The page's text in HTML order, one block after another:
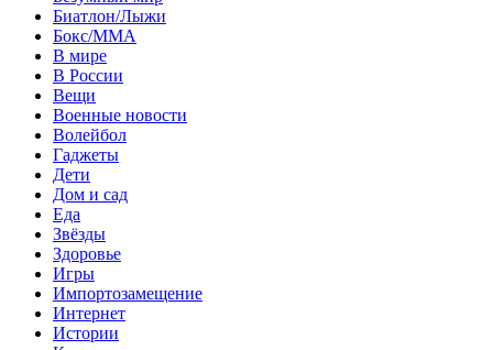
Биатлон/Лыжи
Бокс/MMA
В мире
В России
Вещи
Военные новости
Волейбол
Гаджеты
Дети
Дом и сад
Еда
Звёзды
Здоровье
Игры
Импортозамещение
Интернет
Истории